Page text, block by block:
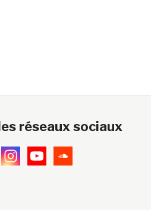
réseaux sociaux